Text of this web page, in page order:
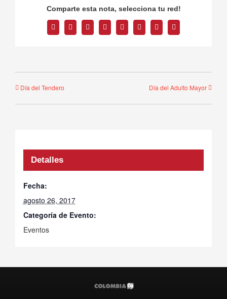
Comparte esta nota, selecciona tu red!
FacebookTwitterRedditLinkedInTumblrPinterest
Vk
Correo
electrónico
Día del Tendero Día del Adulto Mayor
Detalles
Fecha:
agosto 26, 2017
Categoría de Evento:
Eventos